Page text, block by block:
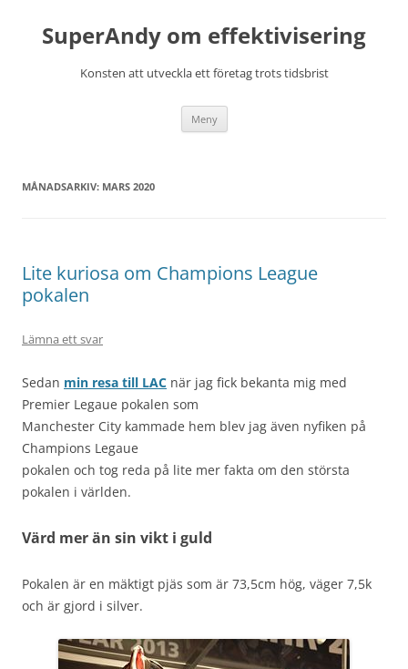
innehåll
SuperAndy om effektivisering
Konsten att utveckla ett företag trots tidsbrist
Meny
MÅNADSARKIV: MARS 2020
Lite kuriosa om Champions League
pokalen
Lämna ett svar
Sedan min resa till LAC när jag fick bekanta mig med
Premier Legaue pokalen som
Manchester City kammade hem blev jag även nyfiken på
Champions Legaue
pokalen och tog reda på lite mer fakta om den största
pokalen i världen.
Värd mer än sin vikt i guld
Pokalen är en mäktigt pjäs som är 73,5cm hög, väger 7,5k
och är gjord i silver.